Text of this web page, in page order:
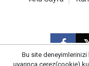
Bu site deneyimlerinizi
uyarınca çerez(cookie)